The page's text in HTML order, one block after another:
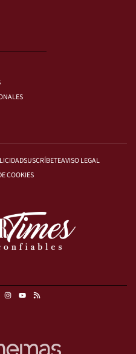
SUSCRÍBETEAVISO LEGAL
COOKIES
Instagram